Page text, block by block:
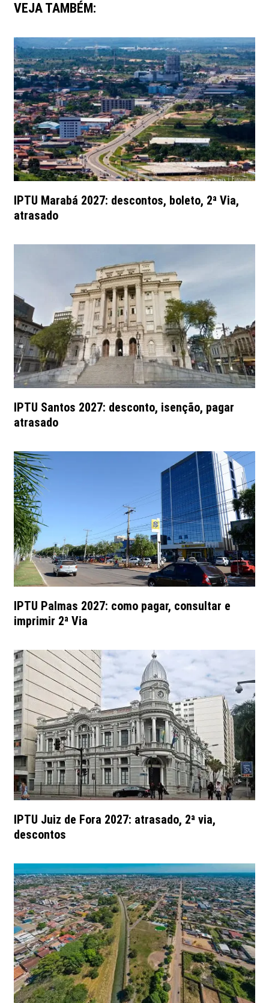
VEJA TAMBÉM:
IPTU Marabá 2027: descontos, boleto, 2ª Via,
atrasado
IPTU Santos 2027: desconto, isenção, pagar
atrasado
IPTU Palmas 2027: como pagar, consultar e
imprimir 2ª Via
IPTU Juiz de Fora 2027: atrasado, 2ª via,
descontos